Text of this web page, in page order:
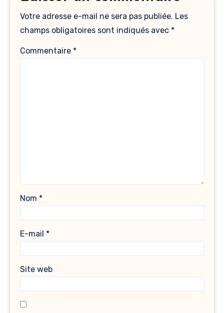
Votre adresse e-mail ne sera pas publiée. Les
champs obligatoires sont indiqués avec *
Commentaire *
Nom *
E-mail *
Site web